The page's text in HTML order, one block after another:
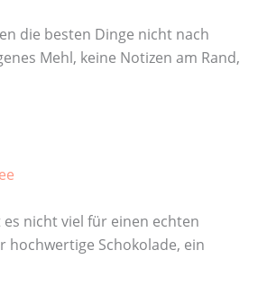
die besten Dinge nicht nach
Mehl, keine Notizen am Rand,
nicht viel für einen echten
hochwertige Schokolade, ein